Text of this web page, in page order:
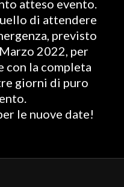
atteso evento.
di attendere
previsto
2022, per
con la completa
giorni di puro
le nuove date!